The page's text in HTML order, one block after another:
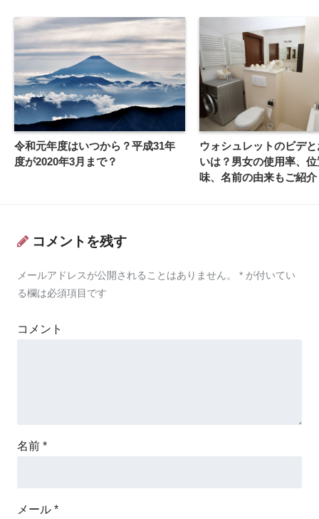
令和元年度はいつから？平成31年
度が2020年3月まで？
ウォシュレットのビデ
いは？男女の使用率、
味、名前の由来もご紹介
コメントを残す
メールアドレスが公開されることはありません。 * が付いてい
る欄は必須項目です
コメント
名前 *
メール *